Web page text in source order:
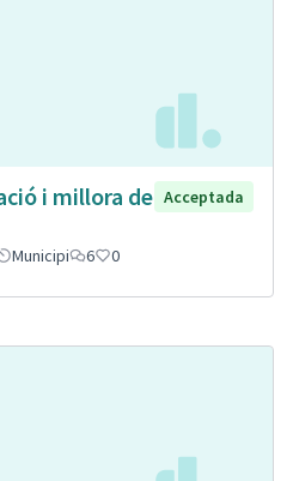
i millora de Acceptada
Municipi 6 0